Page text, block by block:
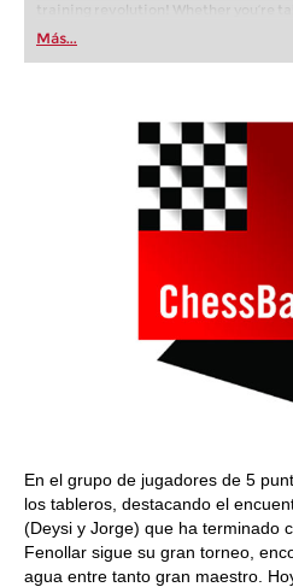
training revolution! Whether you’re
first steps into the world of club chess,
playing at a tournament level: with
train more efficiently, intelligently
Más...
En el grupo de jugadores de 5
los tableros, destacando el
(Deysi y Jorge) que ha terminado
Fenollar sigue su gran torneo,
agua entre tanto gran maestro.